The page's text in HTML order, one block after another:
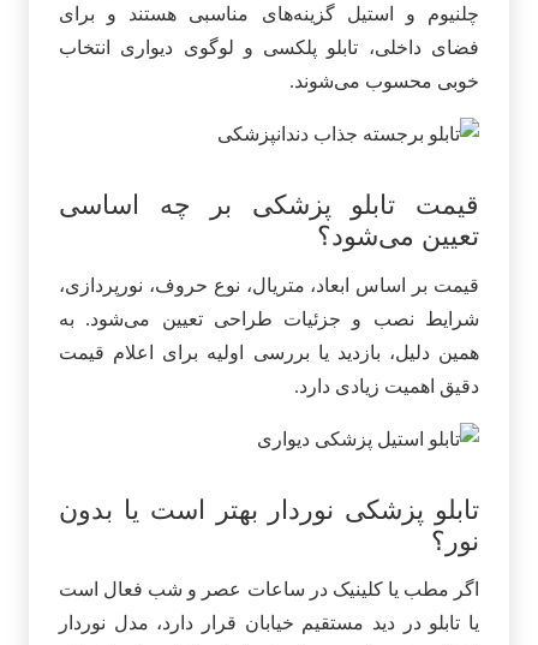
چلنیوم و استیل گزینه‌های مناسبی هستند و برای
فضای داخلی، تابلو پلکسی و لوگوی دیواری انتخاب
خوبی محسوب می‌شوند.
قیمت تابلو پزشکی بر چه اساسی
تعیین می‌شود؟
قیمت بر اساس ابعاد، متریال، نوع حروف، نورپردازی،
شرایط نصب و جزئیات طراحی تعیین می‌شود. به
همین دلیل، بازدید یا بررسی اولیه برای اعلام قیمت
دقیق اهمیت زیادی دارد.
تابلو پزشکی نوردار بهتر است یا بدون
نور؟
اگر مطب یا کلینیک در ساعات عصر و شب فعال است
یا تابلو در دید مستقیم خیابان قرار دارد، مدل نوردار